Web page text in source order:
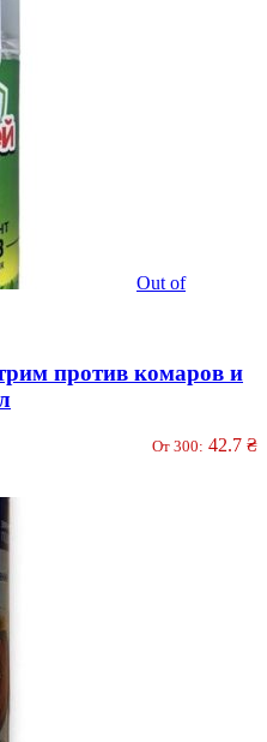
Out of
против комаров и
От 300: 42.7 ₴